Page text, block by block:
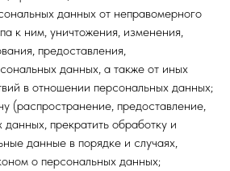
данных от неправомерного
к ним, уничтожения, изменения,
предоставления,
данных, а также от иных
в отношении персональных данных;
(распространение, предоставление,
прекратить обработку и
данные в порядке и случаях,
о персональных данных;